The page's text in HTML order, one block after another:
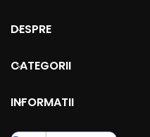
DESPRE
CATEGORII
INFORMATII